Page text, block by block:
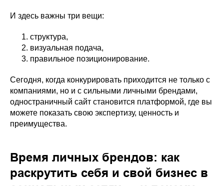
И здесь важны три вещи:
структура,
визуальная подача,
правильное позиционирование.
Сегодня, когда конкурировать приходится не только с
компаниями, но и с сильными личными брендами,
одностраничный сайт становится платформой, где вы
можете показать свою экспертизу, ценность и
преимущества.
Время личных брендов: как
раскрутить себя и свой бизнес в